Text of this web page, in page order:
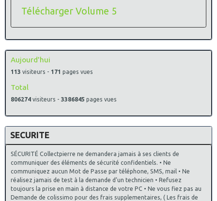
Télécharger Volume 5
Aujourd'hui
113 visiteurs - 171 pages vues
Total
806274 visiteurs - 3386845 pages vues
SECURITE
SÉCURITÉ Collectpierre ne demandera jamais à ses clients de
communiquer des éléments de sécurité confidentiels. • Ne
communiquez aucun Mot de Passe par téléphone, SMS, mail • Ne
réalisez jamais de test à la demande d’un technicien • Refusez
toujours la prise en main à distance de votre PC • Ne vous fiez pas au
Demande de colissimo pour des frais supplementaires, ( Les frais de